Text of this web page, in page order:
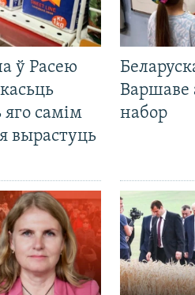
ў Расею
яго самім
вырастуць
Варшаве
набор